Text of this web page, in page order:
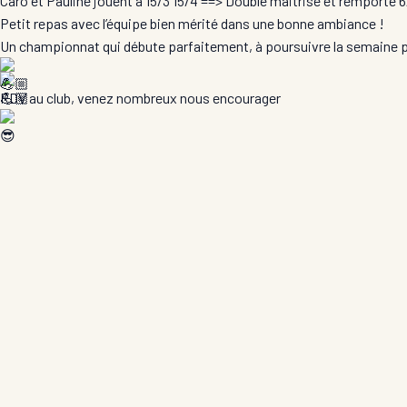
Petit repas avec l’équipe bien mérité dans une bonne ambiance !
Un championnat qui débute parfaitement, à poursuivre la semaine
RDV au club, venez nombreux nous encourager